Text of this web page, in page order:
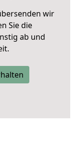
wir
Sie die
ab und